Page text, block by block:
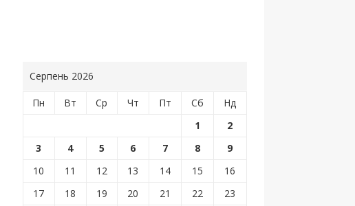
Серпень 2026
Пн Вт Ср Чт Пт Сб
Нд
1
2
3
4 5 6 7 8
9
10
11 12 13 14 15
16
17
18 19 20 21 22
23